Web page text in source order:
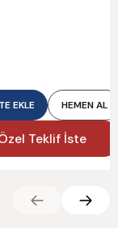
EKLE HEMEN AL
Teklif İste